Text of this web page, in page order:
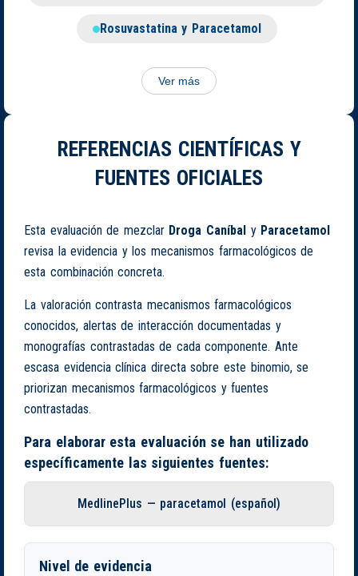
Rosuvastatina y Paracetamol
Ver más
REFERENCIAS CIENTÍFICAS Y
FUENTES OFICIALES
Esta evaluación de mezclar Droga Caníbal y Paracetamol
revisa la evidencia y los mecanismos farmacológicos de
esta combinación concreta.
La valoración contrasta mecanismos farmacológicos
conocidos, alertas de interacción documentadas y
monografías contrastadas de cada componente. Ante
escasa evidencia clínica directa sobre este binomio, se
priorizan mecanismos farmacológicos y fuentes
contrastadas.
Para elaborar esta evaluación se han utilizado
específicamente las siguientes fuentes:
MedlinePlus — paracetamol (español)
Nivel de evidencia